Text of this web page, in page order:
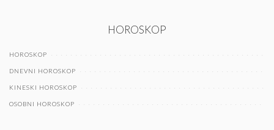
HOROSKOP
HOROSKOP
DNEVNI HOROSKOP
KINESKI HOROSKOP
OSOBNI HOROSKOP